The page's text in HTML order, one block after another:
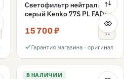
Светофильтр нейтрально-
серый Kenko 77S PL FADER
с переменной плотностью
ND3-ND400 77mm
15 700 ₽
Гарантия магазина · оригинал
В НАЛИЧИИ